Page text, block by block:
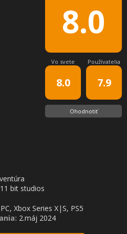
8.0
Vo svete
8.0
Používatelia
7.9
Ohodnotiť
11 bit studios
PC, Xbox Series X|S, PS5
2.máj 2024